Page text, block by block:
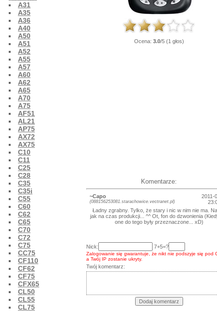
A31
A35
A36
A40
A50
A51
A52
A55
A57
A60
A62
A65
A70
A75
AF51
AL21
AP75
AX72
AX75
C10
C11
C25
C28
C35
C35i
C55
C60
C62
C65
C70
C72
C75
CC75
CF110
CF62
CF75
CFX65
CL50
CL55
CL75
Ocena: 3.0/5 (1 głos)
Komentarze:
~Capo
2011-
(088156253081.starachowice.vectranet.pl)
Ładny zgrabny. Tylko, że stary i nic w nim nie ma.
jak na czas produkcji... ^^ Ot, fon do dzwonienia
one do tego były przeznaczone... xD)
Nick: 7+5=?
Zalogowanie się gwarantuje, że nikt nie podszyje się pod
a Twój IP zostanie ukryty.
Twój komentarz: